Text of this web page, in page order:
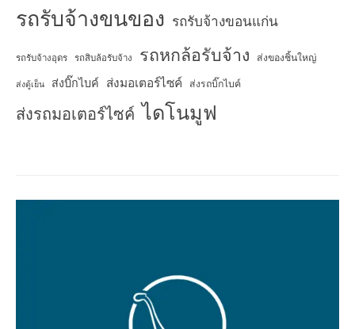
รถรับจ้างขนของ รถรับจ้างขอนแก่น
รถรับจ้างอุดร รถสิบล้อรับจ้าง รถหกล้อรับจ้าง ส่งของชิ้นใหญ่
ส่งตู้เย็น ส่งบิ๊กไบค์ ส่งมอเตอร์ไซค์ ส่งรถบิ๊กไบค์
ส่งรถมอเตอร์ไซค์ ไดโนมูฟ